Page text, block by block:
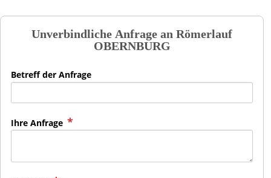
Unverbindliche Anfrage an Römerlauf
OBERNBURG
Betreff der Anfrage
Ihre Anfrage